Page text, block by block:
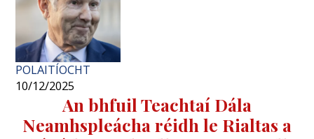
POLAITÍOCHT
10/12/2025
An bhfuil Teachtaí Dála
Neamhspleácha réidh le Rialtas a